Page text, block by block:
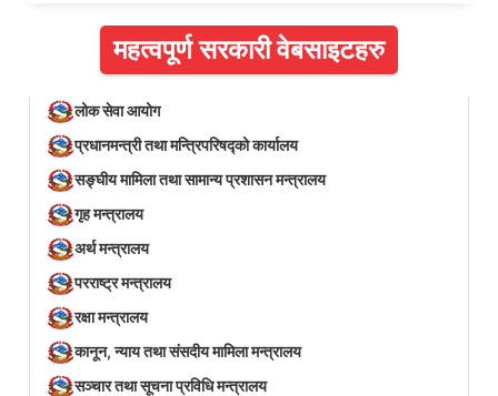
महत्वपूर्ण सरकारी वेबसाइटहरु
लोक सेवा आयोग
प्रधानमन्त्री तथा मन्त्रिपरिषद्को कार्यालय
सङ्घीय मामिला तथा सामान्य प्रशासन मन्त्रालय
गृह मन्त्रालय
अर्थ मन्त्रालय
परराष्ट्र मन्त्रालय
रक्षा मन्त्रालय
कानून, न्याय तथा संसदीय मामिला मन्त्रालय
सञ्‍चार तथा सूचना प्रविधि मन्त्रालय